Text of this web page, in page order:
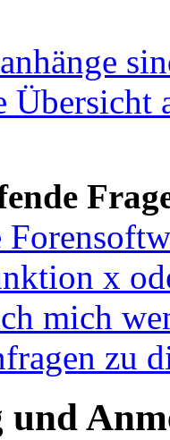
Übersicht
x
mich
zu